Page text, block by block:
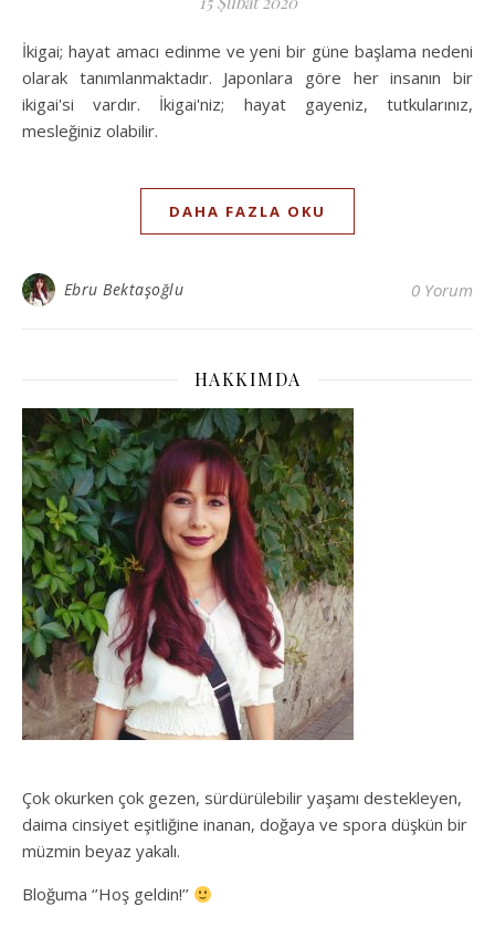
İkigai; hayat amacı edinme ve yeni bir güne başlama nedeni
olarak tanımlanmaktadır. Japonlara göre her insanın bir
ikigai'si vardır. İkigai'niz; hayat gayeniz, tutkularınız,
mesleğiniz olabilir.
DAHA FAZLA OKU
Ebru Bektaşoğlu 0 Yorum
HAKKIMDA
Çok okurken çok gezen, sürdürülebilir yaşamı destekleyen,
daima cinsiyet eşitliğine inanan, doğaya ve spora düşkün bir
müzmin beyaz yakalı.
Bloğuma ‘’Hoş geldin!’’